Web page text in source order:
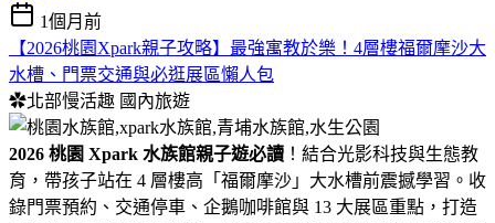
1個月前
【2026桃園Xpark親子攻略】最強寓教於樂！4層樓福爾摩沙大
水槽、門票交通與必逛展區懶人包
✿北部慢活趣 國內旅遊
2026 桃園 Xpark 水族館親子遊必讀 ！結合光影科技與生態教
育，帶孩子站在 4 層樓高「福爾摩沙」大水槽前震撼學習。收
錄門票預約、交通停車、企鵝咖啡館與 13 大展區重點，打造